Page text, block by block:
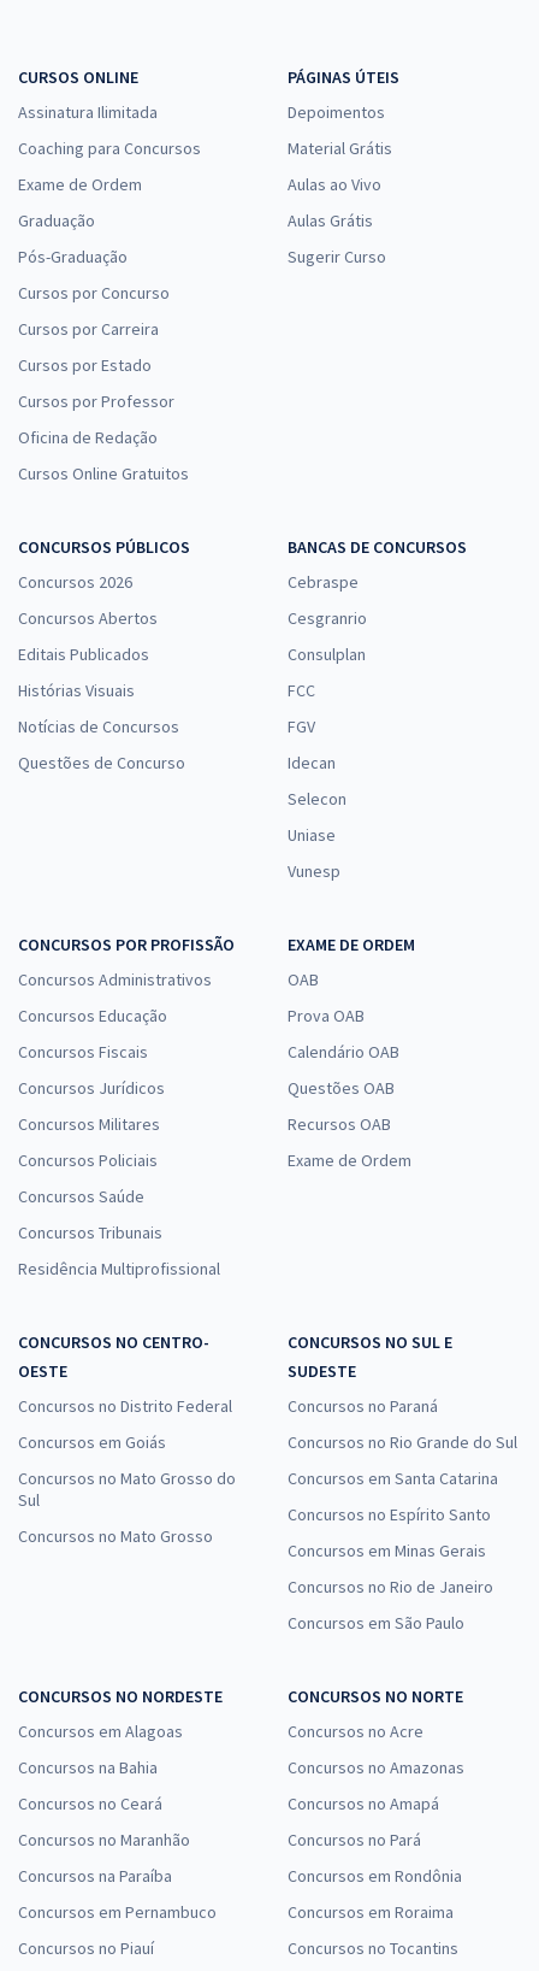
CURSOS ONLINE
Assinatura Ilimitada
Coaching para Concursos
Exame de Ordem
Graduação
Pós-Graduação
Cursos por Concurso
Cursos por Carreira
Cursos por Estado
Cursos por Professor
Oficina de Redação
Cursos Online Gratuitos
PÁGINAS ÚTEIS
Depoimentos
Material Grátis
Aulas ao Vivo
Aulas Grátis
Sugerir Curso
CONCURSOS PÚBLICOS
Concursos 2026
Concursos Abertos
Editais Publicados
Histórias Visuais
Notícias de Concursos
Questões de Concurso
BANCAS DE CONCURSOS
Cebraspe
Cesgranrio
Consulplan
FCC
FGV
Idecan
Selecon
Uniase
Vunesp
CONCURSOS POR PROFISSÃO
Concursos Administrativos
Concursos Educação
Concursos Fiscais
Concursos Jurídicos
Concursos Militares
Concursos Policiais
Concursos Saúde
Concursos Tribunais
Residência Multiprofissional
EXAME DE ORDEM
OAB
Prova OAB
Calendário OAB
Questões OAB
Recursos OAB
Exame de Ordem
CONCURSOS NO CENTRO-
OESTE
Concursos no Distrito Federal
Concursos em Goiás
Concursos no Mato Grosso do
Sul
Concursos no Mato Grosso
CONCURSOS NO SUL E
SUDESTE
Concursos no Paraná
Concursos no Rio Grande do Sul
Concursos em Santa Catarina
Concursos no Espírito Santo
Concursos em Minas Gerais
Concursos no Rio de Janeiro
Concursos em São Paulo
CONCURSOS NO NORDESTE
Concursos em Alagoas
Concursos na Bahia
Concursos no Ceará
Concursos no Maranhão
Concursos na Paraíba
Concursos em Pernambuco
Concursos no Piauí
CONCURSOS NO NORTE
Concursos no Acre
Concursos no Amazonas
Concursos no Amapá
Concursos no Pará
Concursos em Rondônia
Concursos em Roraima
Concursos no Tocantins